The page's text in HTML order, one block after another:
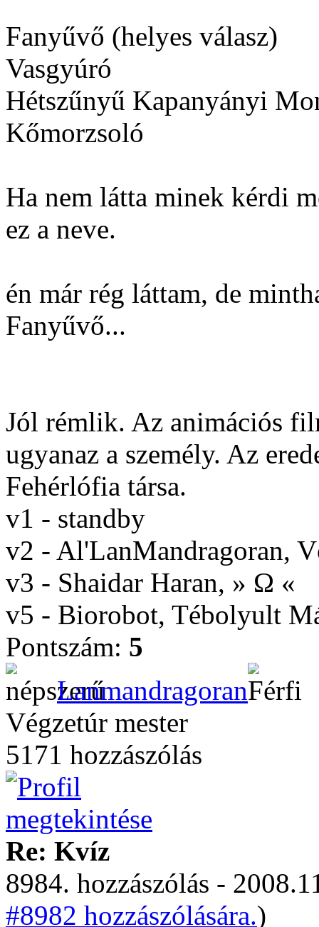
Fanyűvő (helyes válasz)
Vasgyúró
Hétszűnyű Kapanyányi
Kőmorzsoló
Ha nem látta minek kérdi
ez a neve.
én már rég láttam, de
Fanyűvő...
Jól rémlik. Az animációs
ugyanaz a személy. Az
Fehérlófia társa.
v1 - standby
v2 - Al'LanMandragoran,
v3 - Shaidar Haran, » Ω «
v5 - Biorobot, Tébolyult
Pontszám: 5
Lanmandragoran
Végzetúr mester
5171 hozzászólás
Re: Kvíz
8984. hozzászólás -
#8982 hozzászólására.)